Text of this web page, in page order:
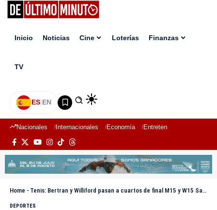
Inicio Noticias Cine Loterías Finanzas
TV
ES|EN
Nacionales Internacionales Economía Entretenimiento
Home - Tenis: Bertran y Williford pasan a cuartos de final M15 y W15 Santo Domingo
DEPORTES